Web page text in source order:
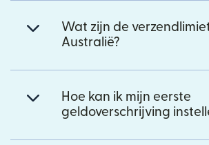
Wat zijn de
Australië?
Hoe kan ik mijn eerste
geldoverschrijving